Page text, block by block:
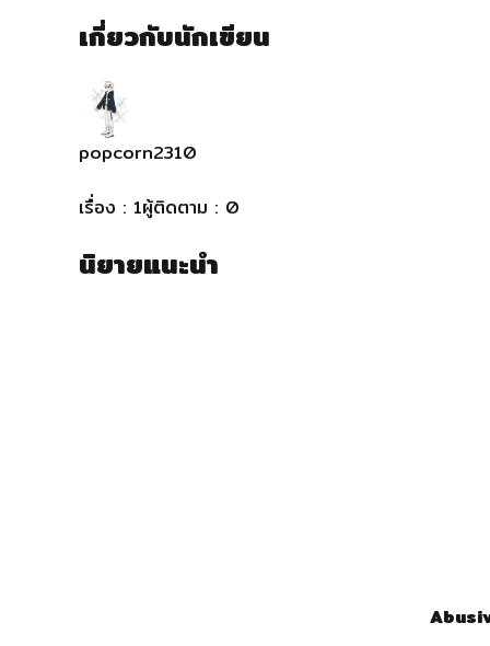
เกี่ยวกับนักเขียน
popcorn2310
เรื่อง : 1ผู้ติดตาม : 0
นิยายแนะนำ